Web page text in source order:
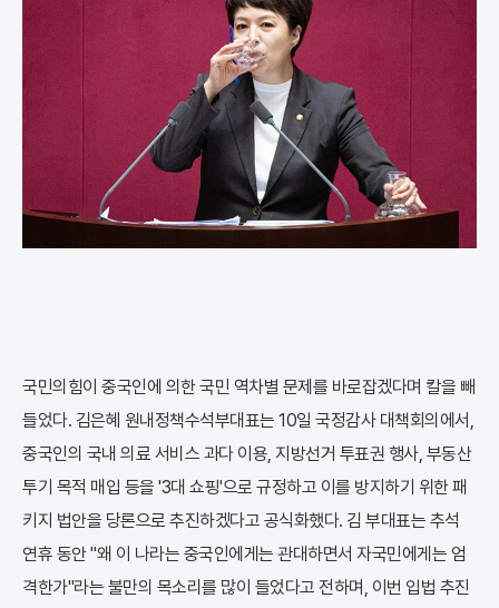
국민의힘이 중국인에 의한 국민 역차별 문제를 바로잡겠다며 칼을 빼
들었다. 김은혜 원내정책수석부대표는 10일 국정감사 대책회의에서,
중국인의 국내 의료 서비스 과다 이용, 지방선거 투표권 행사, 부동산
투기 목적 매입 등을 '3대 쇼핑'으로 규정하고 이를 방지하기 위한 패
키지 법안을 당론으로 추진하겠다고 공식화했다. 김 부대표는 추석
연휴 동안 "왜 이 나라는 중국인에게는 관대하면서 자국민에게는 엄
격한가"라는 불만의 목소리를 많이 들었다고 전하며, 이번 입법 추진